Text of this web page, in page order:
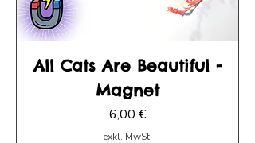
All Cats Are Beautiful -
Magnet
Preis
6,00 €
exkl. MwSt.